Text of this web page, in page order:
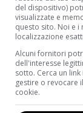
del dispositivo)
visualizzate e
questo sito. Noi e
localizzazione
Alcuni fornitori
dell'interesse
sotto. Cerca un
gestire o revocare
cookie.